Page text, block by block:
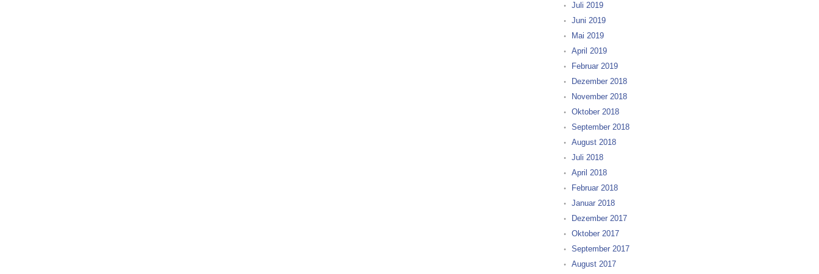
Juli 2019
Juni 2019
Mai 2019
April 2019
Februar 2019
Dezember 2018
November 2018
Oktober 2018
September 2018
August 2018
Juli 2018
April 2018
Februar 2018
Januar 2018
Dezember 2017
Oktober 2017
September 2017
August 2017